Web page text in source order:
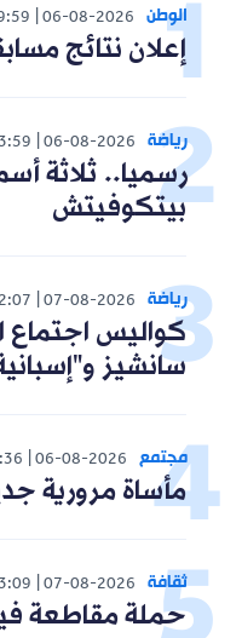
الوطن 06-08-2026
إعلان نتائج
رياضة 06-08-2026
رسميا.. ثلاثة
بيتكوفيتش
رياضة 07-08-2026
كواليس اجتماع
سانشيز
مجتمع 06-08-2026
مأساة مرورية
ثقافة 07-08-2026
حملة مقاطعة